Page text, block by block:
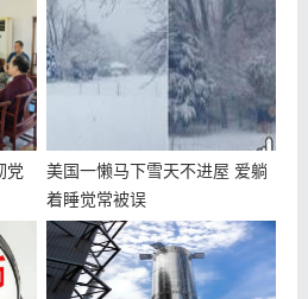
党
美国一懒马下雪天不进屋 爱躺
着睡觉常被误